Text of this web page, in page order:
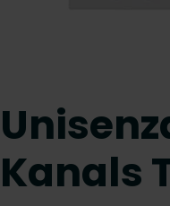
Kanals